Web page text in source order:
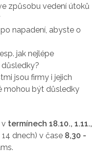
způsobu vedení útoků
napadení, abyste o
jak nejlépe
jsou firmy i jejich
mohou být důsledky
termínech 18.10., 1.11.,
dnech) v čase 8,30 -